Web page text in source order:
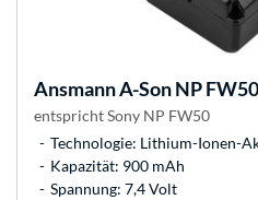
AnsmannA-Son NP
entspricht Sony NP FW50
Technologie: Lithium-Ionen-
Kapazität: 900 mAh
Spannung: 7,4 Volt